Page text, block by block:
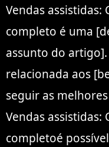
Vendas
completo é uma
assunto do
relacionada aos
seguir as
Vendas
completoé